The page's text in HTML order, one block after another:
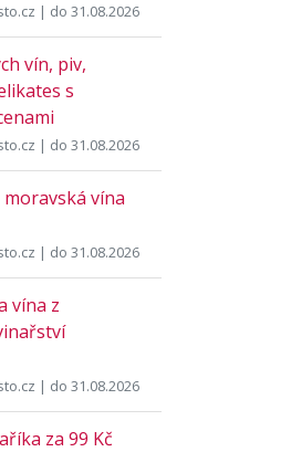
| do 31.08.2026
vín, piv,
s
| do 31.08.2026
moravská vína
| do 31.08.2026
vína z
| do 31.08.2026
za 99 Kč